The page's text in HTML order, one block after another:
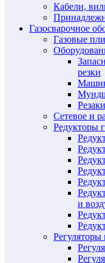
Кабели,
Газосварочное
Газовые
резки
Сетевое и
Редукторы
и
Регуляторы